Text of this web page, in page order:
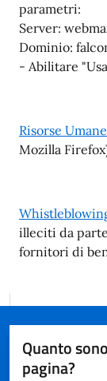
parametri:
Server:
Dominio:
- Abilitare
Risorse Umane
Mozilla
illeciti da
fornitori di
Quanto
pagina?